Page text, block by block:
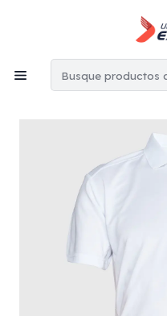
en la Región
Inicio
Polera cuello